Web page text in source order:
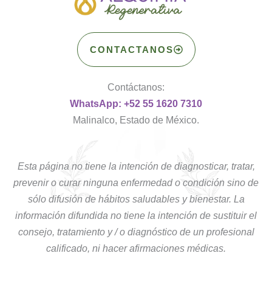
CONTACTANOS
Contáctanos:
WhatsApp: +52 55 1620 7310
Malinalco, Estado de México.
Esta página no tiene la intención de diagnosticar, tratar,
prevenir o curar ninguna enfermedad o condición sino de
sólo difusión de hábitos saludables y bienestar. La
información difundida no tiene la intención de sustituir el
consejo, tratamiento y / o diagnóstico de un profesional
calificado, ni hacer afirmaciones médicas.